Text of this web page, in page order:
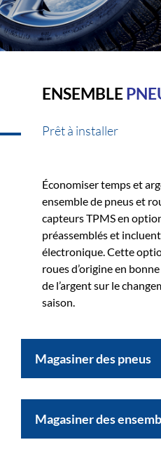
ENSEMBLE
Prêt à installer
Économiser temps et
ensemble de pneus et
capteurs TPMS en
préassemblés et
électronique. Cette
roues d’origine en
de l’argent sur le
saison.
Magasiner des pneus
Magasiner des